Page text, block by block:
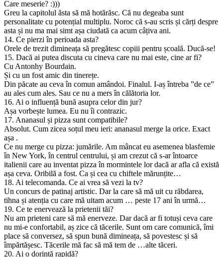
Care meserie? :)))
Greu la capitolul ăsta să mă hotărăsc. Că nu degeaba sunt
personalitate cu potențial multiplu. Noroc că s-au scris și cărți despre
asta și nu ma mai simt așa ciudată ca acum câțiva ani.
14. Ce pierzi în perioada asta?
Orele de trezit dimineața să pregătesc copiii pentru școală. Ducă-se!
15. Dacă ai putea discuta cu cineva care nu mai este, cine ar fi?
Cu Antonhy Bourdain.
Și cu un fost amic din tinerețe.
Din păcate au ceva în comun amândoi. Finalul. I-aș întreba ”de ce”
au ales cum ales. Sau ce nu a mers în călătoria lor.
16. Ai o influență bună asupra celor din jur?
Așa vorbește lumea. Eu nu îi contrazic.
17. Ananasul și pizza sunt compatibile?
Absolut. Cum zicea soțul meu ieri: ananasul merge la orice. Exact
așa .
Ce nu merge cu pizza: jumările. Am mâncat eu asemenea blasfemie
în New York, în centrul centrului, și am crezut că s-ar întoarce
italienii care au inventat pizza în mormintele lor dacă ar afla că există
așa ceva. Oribilă a fost. Ca și cea cu chiftele mărunțite…
18. Ai telecomanda. Ce ai vrea să vezi la tv?
Un concurs de patinaj artistic. Dar la care să mă uit cu răbdarea,
tihna și atenția cu care mă uitam acum … peste 17 ani în urmă…
19. Ce te enervează la prietenii tăi?
Nu am prieteni care să mă enerveze. Dar dacă ar fi totuși ceva care
nu mi-e confortabil, aș zice că tăcerile. Sunt om care comunică, îmi
place să conversez, să spun bună dimineața, să povestesc și să
împărtășesc. Tăcerile mă fac să mă tem de …alte tăceri.
20. Ai o dorință rapidă?